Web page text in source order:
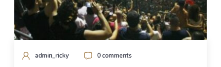
admin_ricky 0 comments